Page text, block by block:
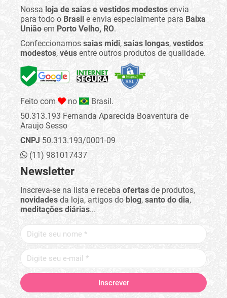
Nossa loja de saias e vestidos modestos envia
para todo o Brasil e envia especialmente para Baixa
União em Porto Velho, RO.
Confeccionamos saias midi, saias longas, vestidos
modestos, véus entre outros produtos de qualidade.
Feito com no
Brasil.
50.313.193 Fernanda Aparecida Boaventura de
Araujo Sesso
CNPJ 50.313.193/0001-09
(11) 981017437
Newsletter
Inscreva-se na lista e receba ofertas de produtos,
novidades da loja, artigos do blog, santo do dia,
meditações diárias...